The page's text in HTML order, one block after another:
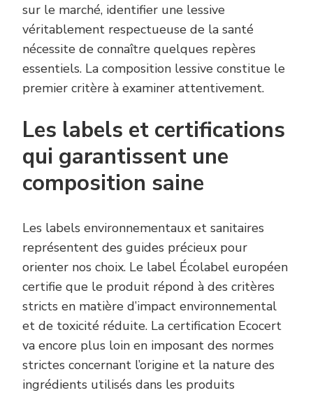
sur le marché, identifier une lessive
véritablement respectueuse de la santé
nécessite de connaître quelques repères
essentiels. La composition lessive constitue le
premier critère à examiner attentivement.
Les labels et certifications
qui garantissent une
composition saine
Les labels environnementaux et sanitaires
représentent des guides précieux pour
orienter nos choix. Le label Écolabel européen
certifie que le produit répond à des critères
stricts en matière d’impact environnemental
et de toxicité réduite. La certification Ecocert
va encore plus loin en imposant des normes
strictes concernant l’origine et la nature des
ingrédients utilisés dans les produits